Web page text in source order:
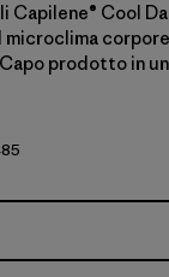
Capilene® Cool
microclima
prodotto in